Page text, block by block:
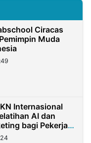
Ciracas
Muda
Internasional
AI dan
bagi Pekerja
di Taiwan